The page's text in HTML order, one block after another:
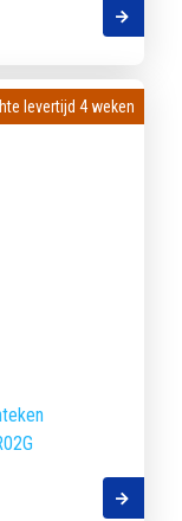
levertijd 4 weken
levertijd 4 weken